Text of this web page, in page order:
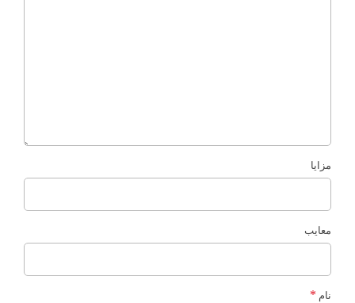
مزایا
معایب
نام *